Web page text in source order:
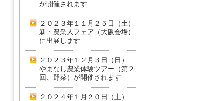
が開催されます
２０２３年１１月２５日（土）
新・農業人フェア（大阪会場）
に出展します
２０２３年１２月３日（日）
やまなし農業体験ツアー（第２
回、野菜）が開催されます
２０２４年１月２０日（土）